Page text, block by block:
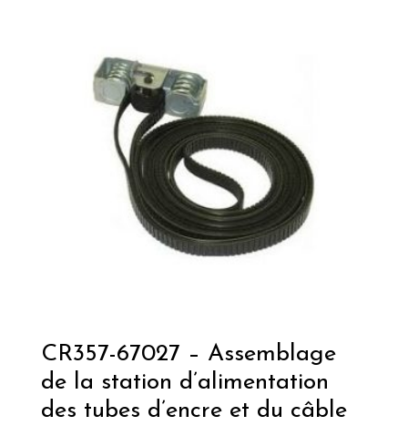
CR357-67027 – Assemblage
de la station d’alimentation
des tubes d’encre et du câble